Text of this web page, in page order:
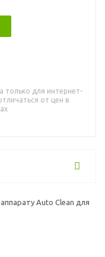
только для интернет-
от цен в
Auto Clean для